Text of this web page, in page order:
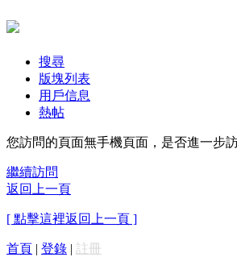
搜尋
版塊列表
用戶信息
熱帖
您訪問的頁面無手機頁面，是否進一步
繼續訪問
返回上一頁
[ 點擊這裡返回上一頁 ]
首頁 | 登錄 | 註冊